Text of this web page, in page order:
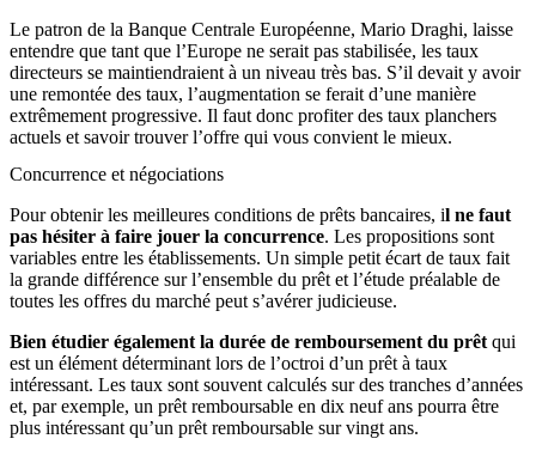
Le patron de la Banque Centrale Européenne, Mario Draghi, laisse
entendre que tant que l’Europe ne serait pas stabilisée, les taux
directeurs se maintiendraient à un niveau très bas. S’il devait y avoir
une remontée des taux, l’augmentation se ferait d’une manière
extrêmement progressive. Il faut donc profiter des taux planchers
actuels et savoir trouver l’offre qui vous convient le mieux.
Concurrence et négociations
Pour obtenir les meilleures conditions de prêts bancaires, il ne faut
pas hésiter à faire jouer la concurrence. Les propositions sont
variables entre les établissements. Un simple petit écart de taux fait
la grande différence sur l’ensemble du prêt et l’étude préalable de
toutes les offres du marché peut s’avérer judicieuse.
Bien étudier également la durée de remboursement du prêt qui
est un élément déterminant lors de l’octroi d’un prêt à taux
intéressant. Les taux sont souvent calculés sur des tranches d’années
et, par exemple, un prêt remboursable en dix neuf ans pourra être
plus intéressant qu’un prêt remboursable sur vingt ans.